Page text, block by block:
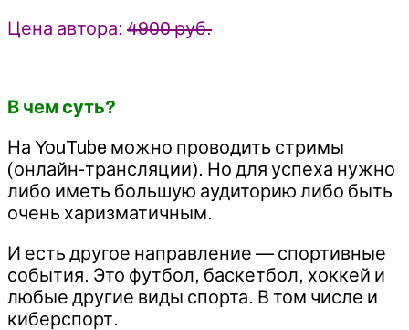
Цена автора: 4900 руб.
В чем суть?
На YouTube можно проводить стримы
(онлайн-трансляции). Но для успеха нужно
либо иметь большую аудиторию либо быть
очень харизматичным.
И есть другое направление — спортивные
события. Это футбол, баскетбол, хоккей и
любые другие виды спорта. В том числе и
киберспорт.